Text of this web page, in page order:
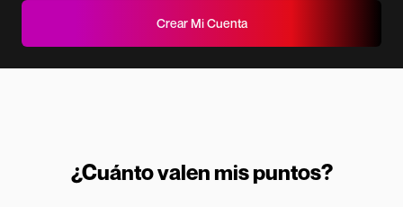
Crear Mi Cuenta
¿Cuánto valen mis puntos?